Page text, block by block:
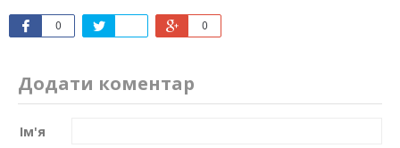
0 0
Додати коментар
Ім'я